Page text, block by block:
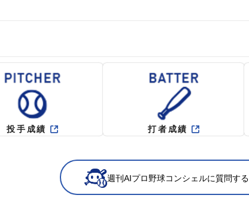
投手成績 打者成績
週刊AIプロ野球コンシェルに質問する